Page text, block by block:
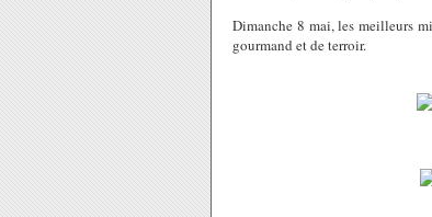
Dimanche 8 mai, les meilleurs
gourmand et de terroir.